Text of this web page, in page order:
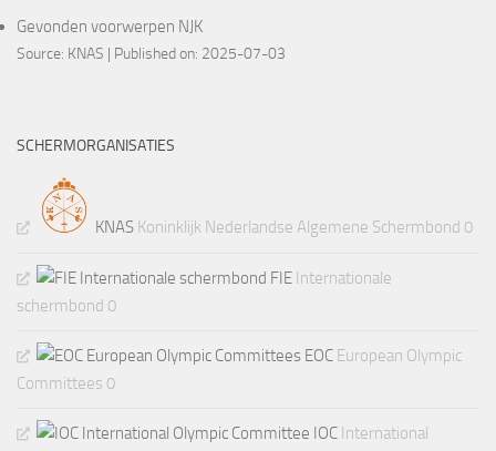
Gevonden voorwerpen NJK
Source: KNAS Published on: 2025-07-03
SCHERMORGANISATIES
KNAS Koninklijk Nederlandse Algemene Schermbond 0
FIE Internationale
schermbond 0
EOC European Olympic
Committees 0
IOC International